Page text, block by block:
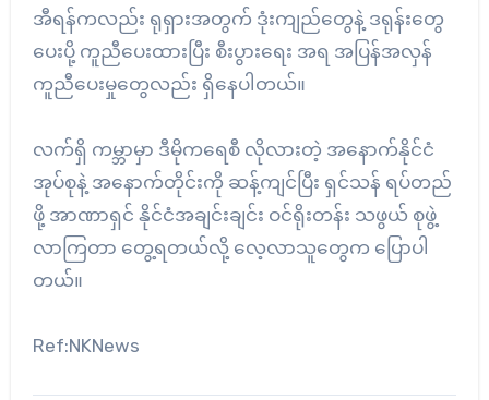
အီရန်ကလည်း ရုရှားအတွက် ဒုံးကျည်တွေနဲ့ ဒရုန်းတွေ
ပေးပို့ ကူညီပေးထားပြီး စီးပွားရေး အရ အပြန်အလှန်
ကူညီပေးမှုတွေလည်း ရှိနေပါတယ်။
လက်ရှိ ကမ္ဘာမှာ ဒီမိုကရေစီ လိုလားတဲ့ အနောက်နိုင်ငံ
အုပ်စုနဲ့ အနောက်တိုင်းကို ဆန့်ကျင်ပြီး ရှင်သန် ရပ်တည်
ဖို့ အာဏာရှင် နိုင်ငံအချင်းချင်း ဝင်ရိုးတန်း သဖွယ် စုဖွဲ့
လာကြတာ တွေ့ရတယ်လို့ လေ့လာသူတွေက ပြောပါ
တယ်။
Ref:NKNews